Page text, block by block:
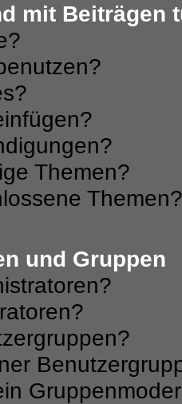
mit Beiträgen
Themen?
Themen?
und Gruppen